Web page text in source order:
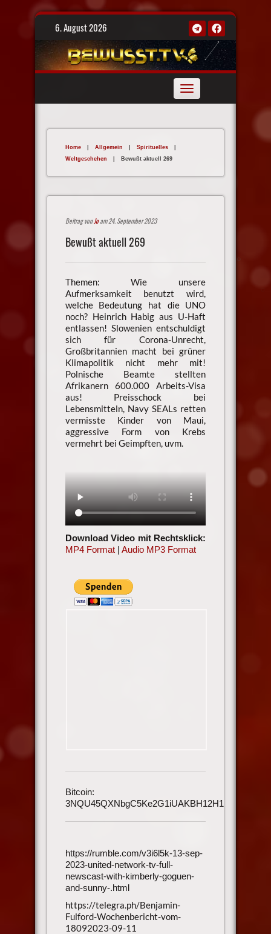
Skip
6. August 2026
Toggle
navigation
Home | Allgemein | Spirituelles
|
Weltgeschehen
| Bewußt aktuell 269
Beitrag vonJoam 24. September 2023
Bewußt aktuell 269
Themen: Wie unsere
Aufmerksamkeit benutzt wird,
welche Bedeutung hat die UNO
noch? Heinrich Habig aus U-Haft
entlassen! Slowenien entschuldigt
sich für Corona-Unrecht,
Großbritannien macht bei grüner
Klimapolitik nicht mehr mit!
Polnische Beamte stellten
Afrikanern 600.000 Arbeits-Visa
aus! Preisschock bei
Lebensmitteln, Navy SEALs retten
vermisste Kinder von Maui,
aggressive Form von Krebs
vermehrt bei Geimpften, uvm.
Download Video mit Rechtsklick:
MP4 Format| Audio MP3 Format
Bitcoin:
3NQU45QXNbgC5Ke2G1iUAKBH12H1h3UmAu
https://rumble.com/v3i6l5k-13-sep-
2023-united-network-tv-full-
newscast-with-kimberly-goguen-
and-sunny-.html
https://telegra.ph/Benjamin-
Fulford-Wochenbericht-vom-
18092023-09-11